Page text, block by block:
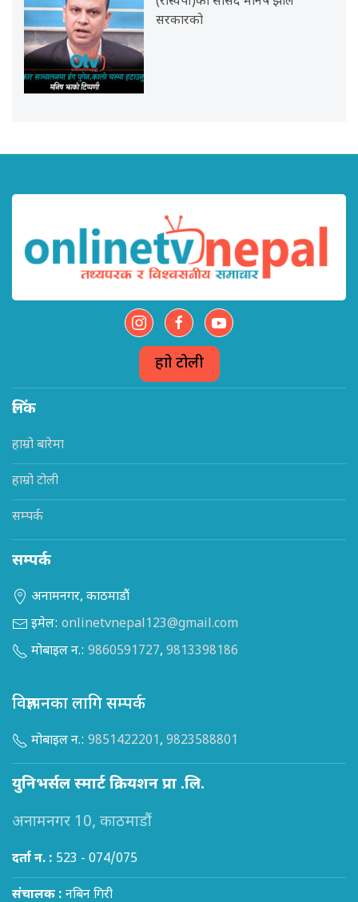
सरकारको
हाम्रो टोली
लिंक
हाम्रो बारेमा
हाम्रो टोली
सम्पर्क
सम्पर्क
अनामनगर, काठमाडौं
इमेल: onlinetvnepal123@gmail.com
मोबाइल न.: 9860591727, 9813398186
विज्ञापनका लागि सम्पर्क
मोबाइल न.: 9851422201, 9823588801
युनिभर्सल स्मार्ट क्रियशन प्रा .लि.
अनामनगर 10, काठमाडौं
दर्ता न. : 523 - 074/075
संचालक : नबिन गिरी